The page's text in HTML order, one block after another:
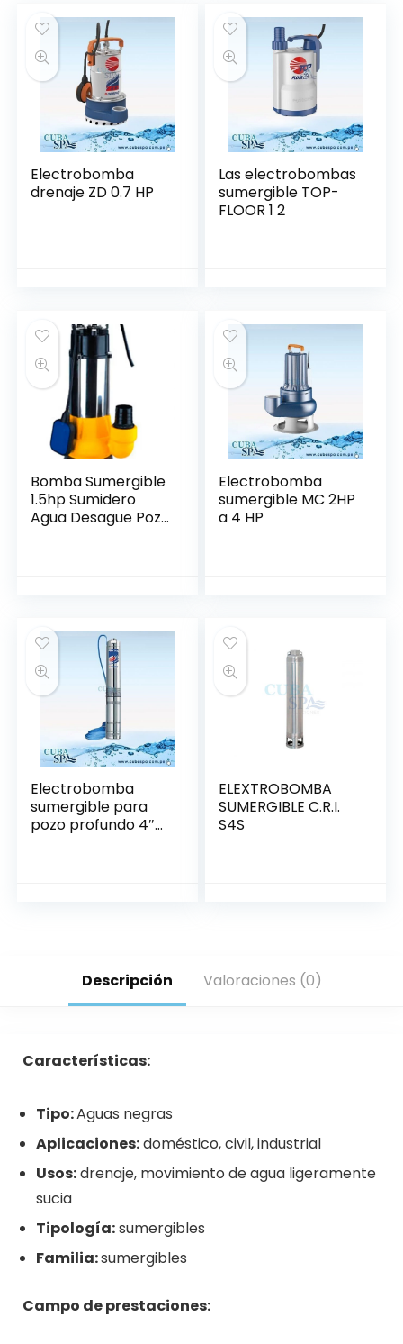
Electrobomba
drenaje ZD 0.7 HP
Las electrobombas
sumergible TOP-
FLOOR 1 2
Bomba Sumergible
1.5hp Sumidero
Agua Desague Pozo
Electrobomba
sumergible MC 2HP
a 4 HP
Electrobomba
sumergible para
pozo profundo 4″
ELEXTROBOMBA
SUMERGIBLE C.R.I.
S4S
Descripción Valoraciones (0)
Características:
Tipo:Aguas negras
Aplicaciones:doméstico, civil, industrial
Usos:drenaje, movimiento de agua ligeramente
sucia
Tipología:sumergibles
Familia:sumergibles
Campo de prestaciones: